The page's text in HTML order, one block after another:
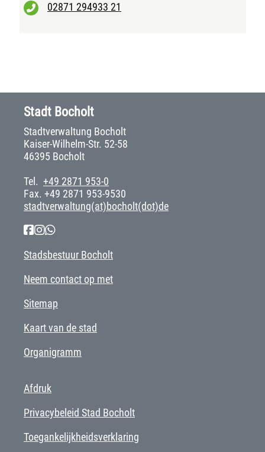
02871 294933 21
Stadt Bocholt
Stadtverwaltung Bocholt
Kaiser-Wilhelm-Str. 52-58
46395 Bocholt
Tel. +49 2871 953-0
Fax. +49 2871 953-9530
stadtverwaltung(at)bocholt(dot)de
Stadsbestuur Bocholt
Neem contact op met
Sitemap
Kaart van de stad
Organigramm
Afdruk
Privacybeleid Stad Bocholt
Toegankelijkheidsverklaring